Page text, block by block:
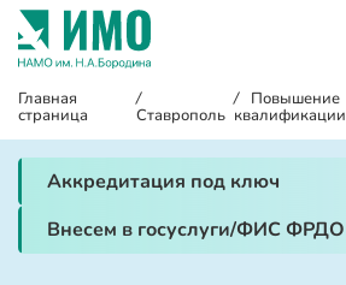
Главная
страница
/
Ставрополь
/ Повышение
квалификации
Аккредитация под ключ
Внесем в госуслуги/ФИС ФРДО